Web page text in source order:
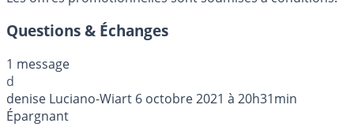
Questions & Échanges
1 message
d
denise Luciano-Wiart 6 octobre 2021 à 20h31min
Épargnant